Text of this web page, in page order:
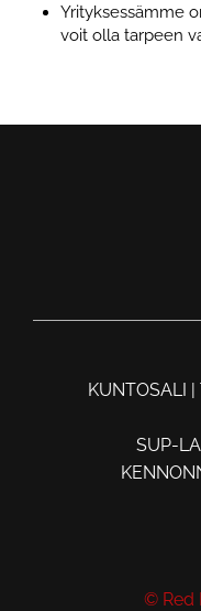
Yrityksessämme
voit olla tarpeen
KUNTOSALI
SUP-
© Red